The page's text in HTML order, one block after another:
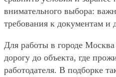
внимательного выбора:
требования к документам и
Для работы в городе
дорогу до объекта, где
работодателя. В подборке